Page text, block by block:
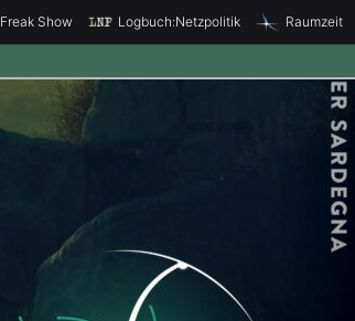
Freak Show Logbuch:Netzpolitik Raumzeit